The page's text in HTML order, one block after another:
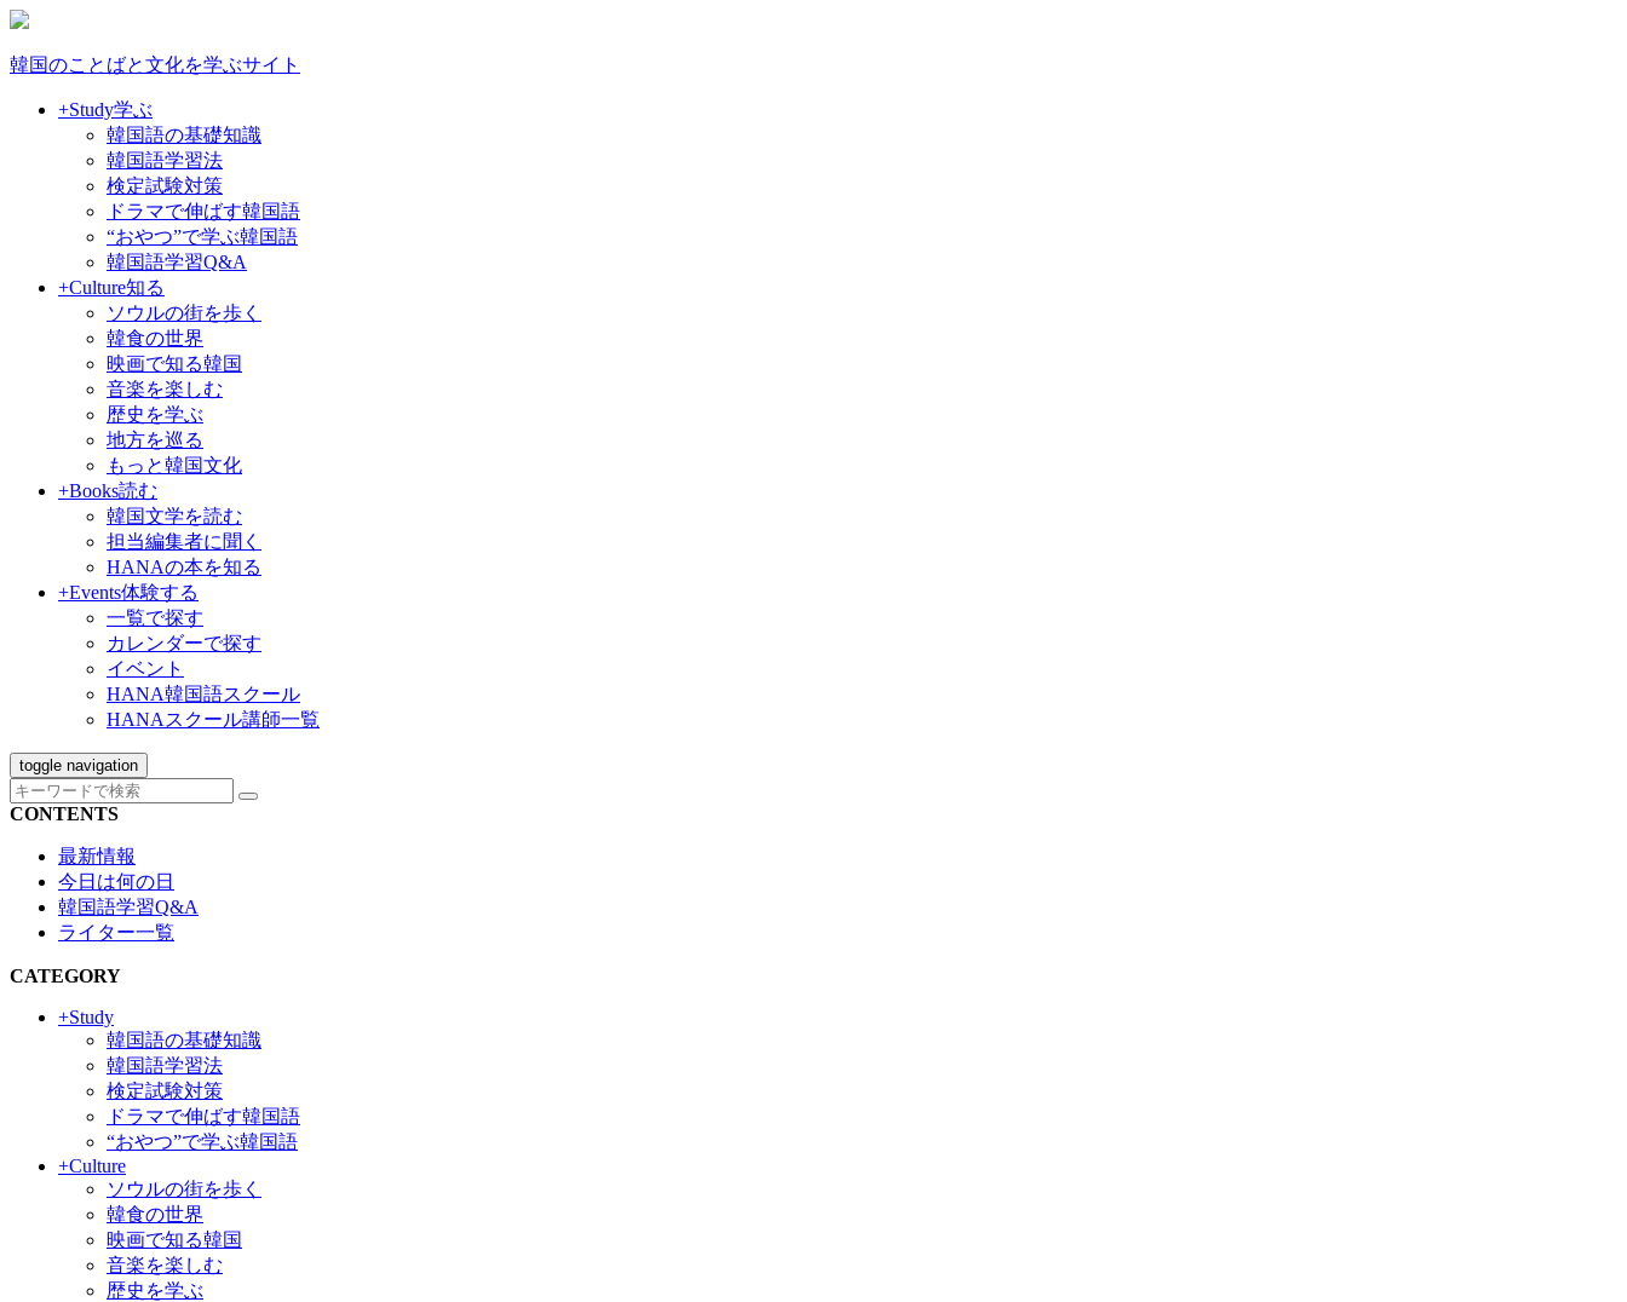
韓国のことばと文化を学ぶサイト
+Study学ぶ
韓国語の基礎知識
韓国語学習法
検定試験対策
ドラマで伸ばす韓国語
“おやつ”で学ぶ韓国語
韓国語学習Q&A
+Culture知る
ソウルの街を歩く
韓食の世界
映画で知る韓国
音楽を楽しむ
歴史を学ぶ
地方を巡る
もっと韓国文化
+Books読む
韓国文学を読む
担当編集者に聞く
HANAの本を知る
+Events体験する
一覧で探す
カレンダーで探す
イベント
HANA韓国語スクール
HANAスクール講師一覧
toggle navigation
CONTENTS
最新情報
今日は何の日
韓国語学習Q&A
ライター一覧
CATEGORY
+Study
韓国語の基礎知識
韓国語学習法
検定試験対策
ドラマで伸ばす韓国語
“おやつ”で学ぶ韓国語
+Culture
ソウルの街を歩く
韓食の世界
映画で知る韓国
音楽を楽しむ
歴史を学ぶ